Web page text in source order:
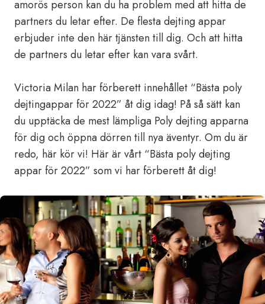
amorös person kan du ha problem med att hitta de
partners du letar efter. De flesta dejting appar
erbjuder inte den här tjänsten till dig. Och att hitta
de partners du letar efter kan vara svårt.
Victoria Milan har förberett innehållet “Bästa poly
dejtingappar för 2022” åt dig idag! På så sätt kan
du upptäcka de mest lämpliga Poly dejting apparna
för dig och öppna dörren till nya äventyr. Om du är
redo, här kör vi! Här är vårt “Bästa poly dejting
appar för 2022” som vi har förberett åt dig!